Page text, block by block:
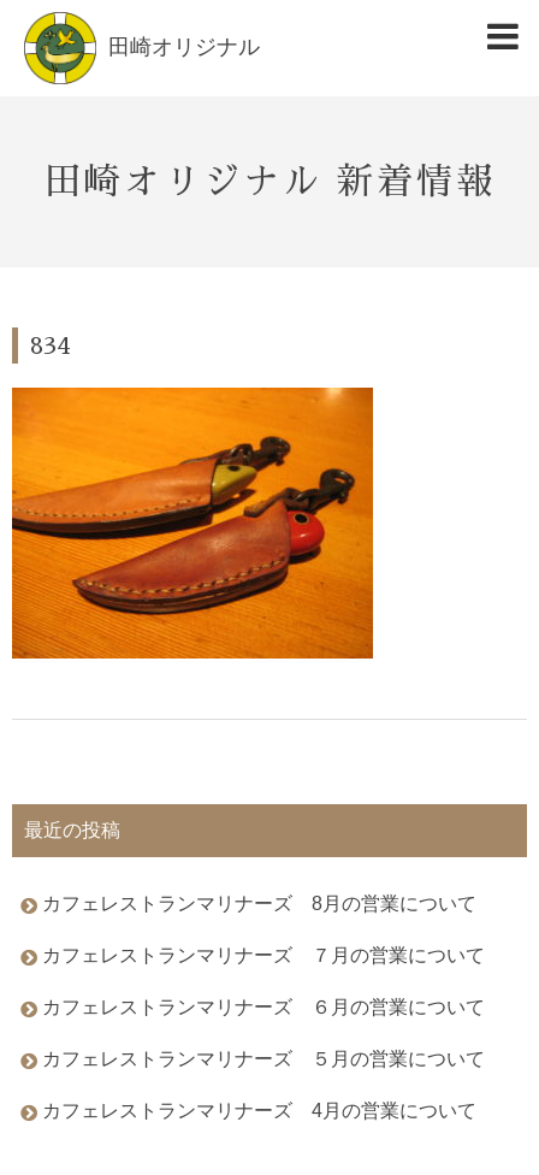
田崎オリジナル
田崎オリジナル 新着情報
834
最近の投稿
カフェレストランマリナーズ 8月の営業について
カフェレストランマリナーズ ７月の営業について
カフェレストランマリナーズ ６月の営業について
カフェレストランマリナーズ ５月の営業について
カフェレストランマリナーズ 4月の営業について